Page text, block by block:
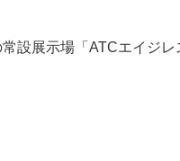
設展示場「ATCエイジレ